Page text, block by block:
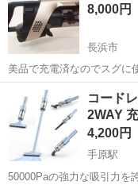
◎《大阪府堺市》 人
8,000円
長浜市
美品で充電済なのでスグに
もキレイです。 吸引力Ｏ
と思います。軽量1.2kg 軽
１個、スタンド...
生活家
コード
2WAY
4,200円
手原駅
50000Paの強力な吸引力を